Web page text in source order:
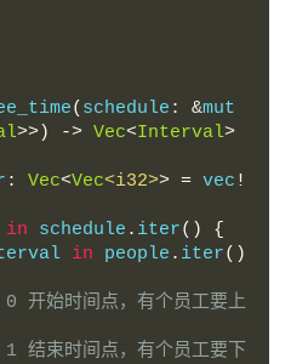
( schedule : &
>>) -> Vec<Interval>
: Vec<Vec<i32>> = vec !
in schedule . iter()
{
in people . iter()
开始时间点，有个员工要上
结束时间点，有个员工要下